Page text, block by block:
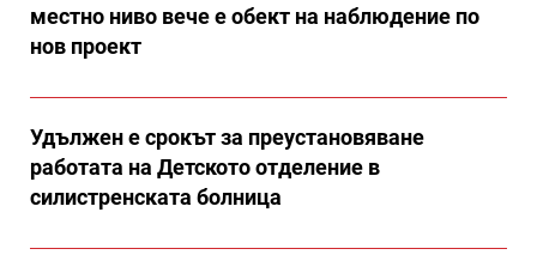
местно ниво вече е обект на наблюдение по
нов проект
Удължен е срокът за преустановяване
работата на Детското отделение в
силистренската болница